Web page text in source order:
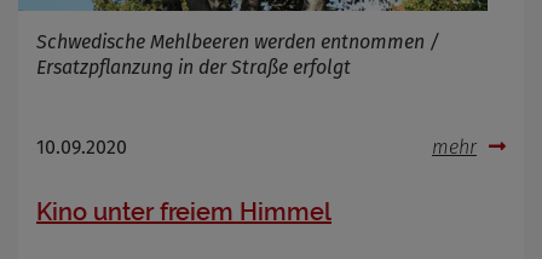
Schwedische Mehlbeeren werden entnommen /
Ersatzpflanzung in der Straße erfolgt
10.09.2020 mehr
Kino unter freiem Himmel